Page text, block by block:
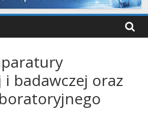
badawczej oraz